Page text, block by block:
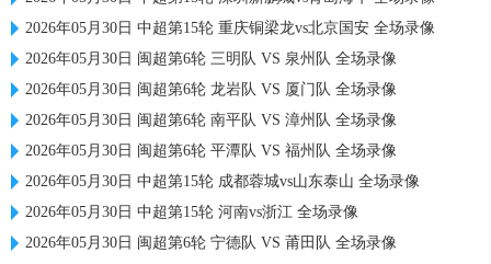
2026年05月30日 中超第15轮 重庆铜梁龙vs北京国安 全场录像
2026年05月30日 闽超第6轮 三明队 VS 泉州队 全场录像
2026年05月30日 闽超第6轮 龙岩队 VS 厦门队 全场录像
2026年05月30日 闽超第6轮 南平队 VS 漳州队 全场录像
2026年05月30日 闽超第6轮 平潭队 VS 福州队 全场录像
2026年05月30日 中超第15轮 成都蓉城vs山东泰山 全场录像
2026年05月30日 中超第15轮 河南vs浙江 全场录像
2026年05月30日 闽超第6轮 宁德队 VS 莆田队 全场录像